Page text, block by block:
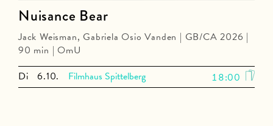
Nuisance Bear
Jack Weisman, Gabriela Osio Vanden | GB/CA 2026 |
90 min | OmU
Di
6.10. Filmhaus Spittelberg 18:00